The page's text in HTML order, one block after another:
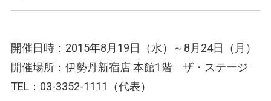
開催日時：2015年8月19日（水）～8月24日（月）
開催場所：伊勢丹新宿店 本館1階 ザ・ステージ
TEL：03-3352-1111（代表）